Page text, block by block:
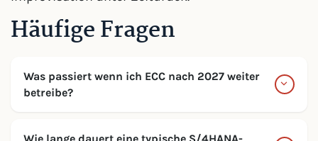
Häufige Fragen
Was passiert wenn ich ECC nach 2027 weiter
betreibe?